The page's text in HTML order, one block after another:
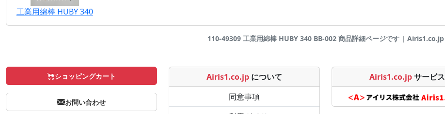
工業用綿棒 HUBY 340
110-49309 工業用綿棒 HUBY 340 BB-002 商品詳細ページです | Airis1.co.jp
ショッピングカート
お問い合わせ
Airis1.co.jp について
同意事項
Airis1.co.jpサービス